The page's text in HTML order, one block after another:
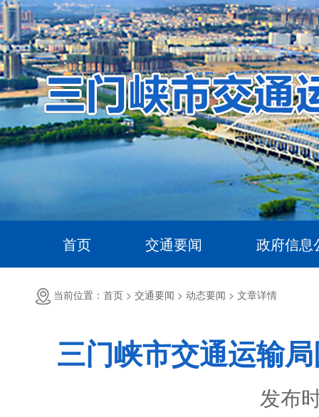
首页 交通要闻 政府信息
当前位置：首页 > 交通要闻 > 动态要闻 > 文章详情
三门峡市交通运输
发布